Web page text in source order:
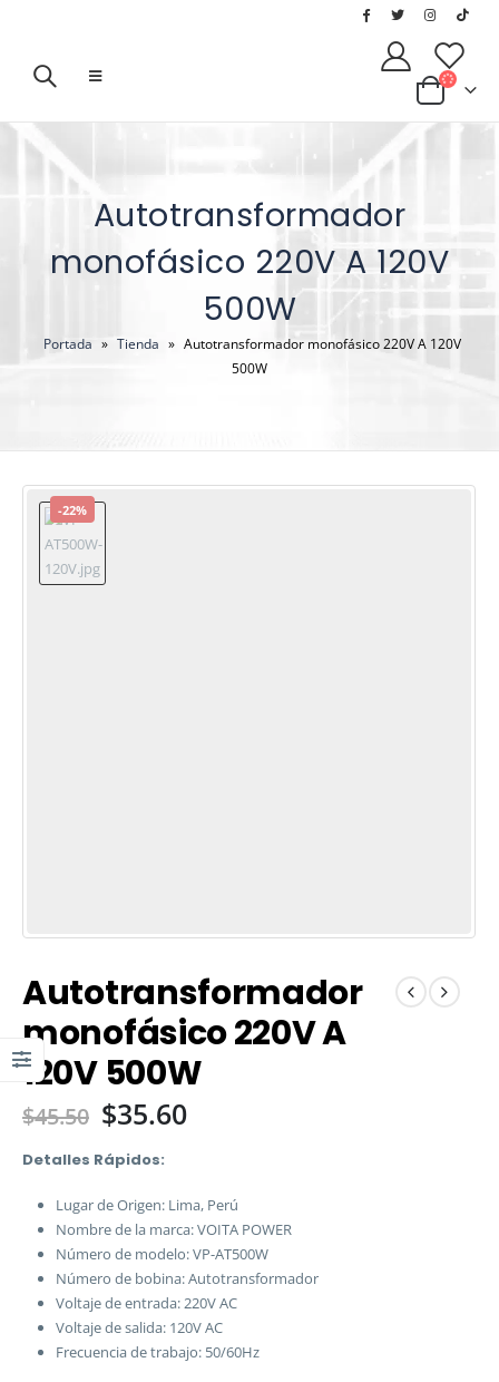
Autotransformador
monofásico 220V A 120V
500W
Portada » Tienda » Autotransformador monofásico 220V A 120V
500W
-22%
Autotransformador
monofásico 220V A
120V 500W
$45.50 $35.60
Detalles Rápidos:
Lugar de Origen: Lima, Perú
Nombre de la marca: VOITA POWER
Número de modelo: VP-AT500W
Número de bobina: Autotransformador
Voltaje de entrada: 220V AC
Voltaje de salida: 120V AC
Frecuencia de trabajo: 50/60Hz